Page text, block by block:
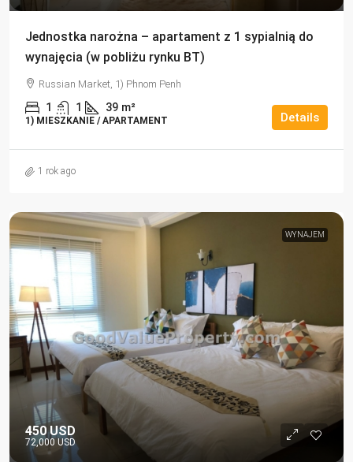
Jednostka narożna – apartament z 1 sypialnią do
wynajęcia (w pobliżu rynku BT)
Russian Market, 1) Phnom Penh
1 1 39 m²
1) MIESZKANIE / APARTAMENT Details
1 rok ago
WYNAJEM
450 USD
72,000 USD